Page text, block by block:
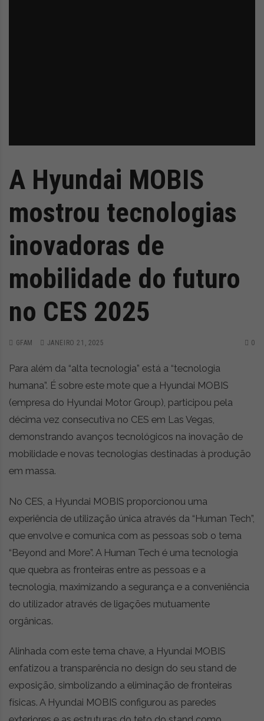
A Hyundai MOBIS
mostrou tecnologias
inovadoras de
mobilidade do futuro
no CES 2025
GFAM JANEIRO 21, 2025 0
Para além da “alta tecnologia” está a “tecnologia
humana”. É sobre este mote que a Hyundai MOBIS
(empresa do Hyundai Motor Group), participou pela
décima vez consecutiva no CES em Las Vegas,
demonstrando avanços tecnológicos na inovação de
mobilidade e novas tecnologias destinadas à produção
em massa.
No CES, a Hyundai MOBIS proporcionou uma
experiência de utilização única através da “Human Tech”,
que envolve e comunica com as pessoas sob o tema
“Beyond and More”. A Human Tech é uma tecnologia
que quebra as fronteiras entre as pessoas e a
tecnologia, maximizando a segurança e a conveniência
do utilizador através de ligações mutuamente
orgânicas.
Alinhada com este tema chave, a Hyundai MOBIS
enfatizou a transparência no design do seu stand de
exposição, simbolizando a eliminação de fronteiras
físicas. A Hyundai MOBIS configurou as paredes